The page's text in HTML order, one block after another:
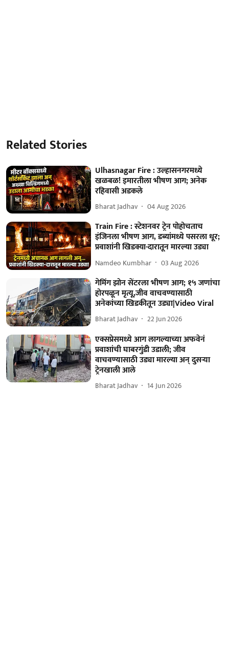
Related Stories
Ulhasnagar Fire : उल्हासनगरमध्ये
खळबळ! इमारतीला भीषण आग; अनेक
रहिवासी अडकले
Bharat Jadhav 04 Aug 2026
Train Fire : स्टेशनवर ट्रेन पोहोचताच
इंजिनला भीषण आग, डब्यांमध्ये पसरला धूर;
प्रवाशांनी खिडक्या-दारातून मारल्या उड्या
Namdeo Kumbhar 03 Aug 2026
गेमिंग झोन सेंटरला भीषण आग; १५ जणांचा
होरपळून मृत्यू,जीव वाचवण्यासाठी
अनेकांच्या खिडकीतून उड्या|Video Viral
Bharat Jadhav 22 Jun 2026
एक्सप्रेसमध्ये आग लागल्याच्या अफवेनं
प्रवाशांची घाबरगुंडी उडाली; जीव
वाचवण्यासाठी उड्या मारल्या अन् दुसऱ्या
ट्रेनखाली आले
Bharat Jadhav 14 Jun 2026